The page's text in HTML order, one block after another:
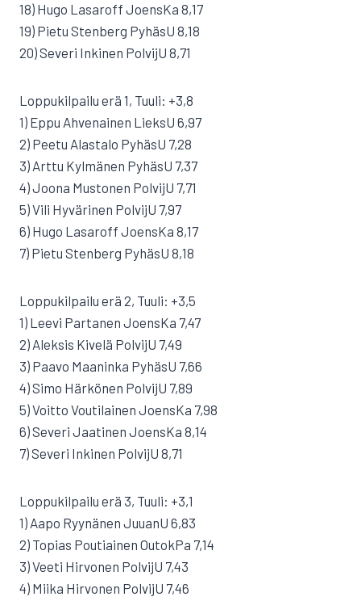
18) Hugo Lasaroff JoensKa 8,17
19) Pietu Stenberg PyhäsU 8,18
20) Severi Inkinen PolvijU 8,71
Loppukilpailu erä 1, Tuuli: +3,8
1) Eppu Ahvenainen LieksU 6,97
2) Peetu Alastalo PyhäsU 7,28
3) Arttu Kylmänen PyhäsU 7,37
4) Joona Mustonen PolvijU 7,71
5) Vili Hyvärinen PolvijU 7,97
6) Hugo Lasaroff JoensKa 8,17
7) Pietu Stenberg PyhäsU 8,18
Loppukilpailu erä 2, Tuuli: +3,5
1) Leevi Partanen JoensKa 7,47
2) Aleksis Kivelä PolvijU 7,49
3) Paavo Maaninka PyhäsU 7,66
4) Simo Härkönen PolvijU 7,89
5) Voitto Voutilainen JoensKa 7,98
6) Severi Jaatinen JoensKa 8,14
7) Severi Inkinen PolvijU 8,71
Loppukilpailu erä 3, Tuuli: +3,1
1) Aapo Ryynänen JuuanU 6,83
2) Topias Poutiainen OutokPa 7,14
3) Veeti Hirvonen PolvijU 7,43
4) Miika Hirvonen PolvijU 7,46